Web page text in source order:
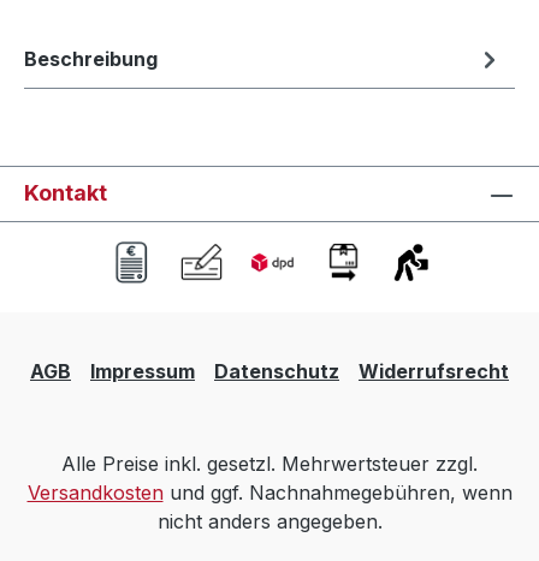
Beschreibung
Kontakt
AGB Impressum Datenschutz Widerrufsrecht
Alle Preise inkl. gesetzl. Mehrwertsteuer zzgl.
Versandkostenund ggf. Nachnahmegebühren, wenn
nicht anders angegeben.